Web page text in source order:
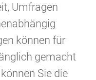
Umfragen
können für
gemacht
Sie die